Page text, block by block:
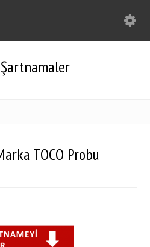
TOCO Probu